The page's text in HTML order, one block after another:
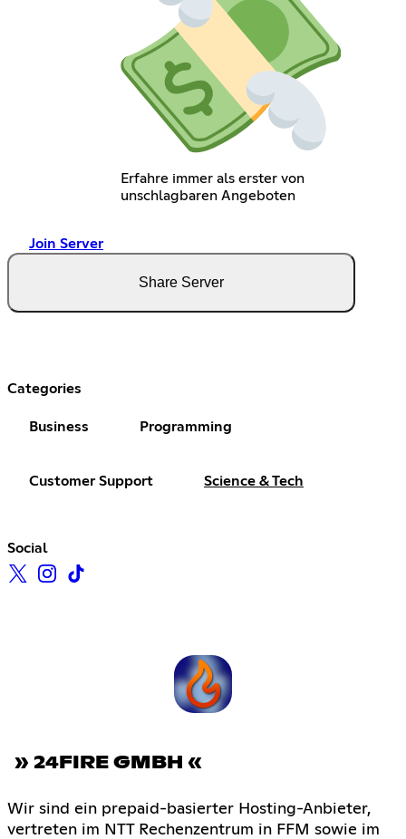
Erfahre immer als erster von
unschlagbaren Angeboten
Join Server
Share Server
Categories
Business Programming
Customer Support Science & Tech
Social
» 24FIRE GMBH «
Wir sind ein prepaid-basierter Hosting-Anbieter,
vertreten im NTT Rechenzentrum in FFM sowie im